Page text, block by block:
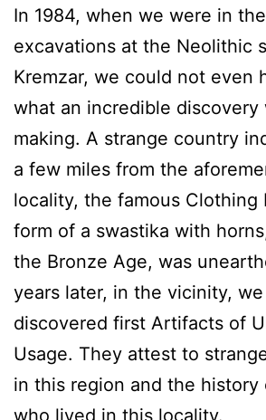
In 1984, when we were in
excavations at the Neolithic
Kremzar, we could not even
what an incredible discovery
making. A strange country
a few miles from the
locality, the famous Clothing
form of a swastika with
the Bronze Age, was
years later, in the vicinity,
discovered first Artifacts of
Usage. They attest to
in this region and the
who lived in this locality.